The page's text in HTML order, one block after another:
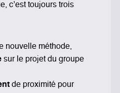
c’est toujours trois
nouvelle méthode,
sur le projet du groupe
de proximité pour